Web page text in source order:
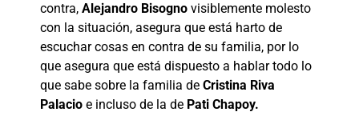
contra, Alejandro Bisogno visiblemente molesto
con la situación, asegura que está harto de
escuchar cosas en contra de su familia, por lo
que asegura que está dispuesto a hablar todo lo
que sabe sobre la familia de Cristina Riva
Palacio e incluso de la de Pati Chapoy.